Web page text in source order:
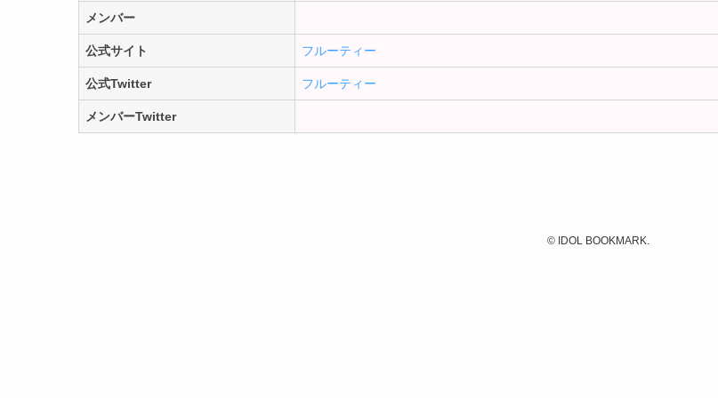
メンバー
公式サイト フルーティー
公式Twitter フルーティー
メンバーTwitter
©IDOL BOOKMARK.